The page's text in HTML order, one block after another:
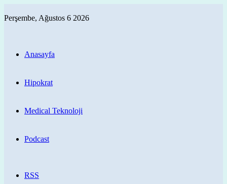
Perşembe, Ağustos 6 2026
Anasayfa
Hipokrat
Medical Teknoloji
Podcast
RSS